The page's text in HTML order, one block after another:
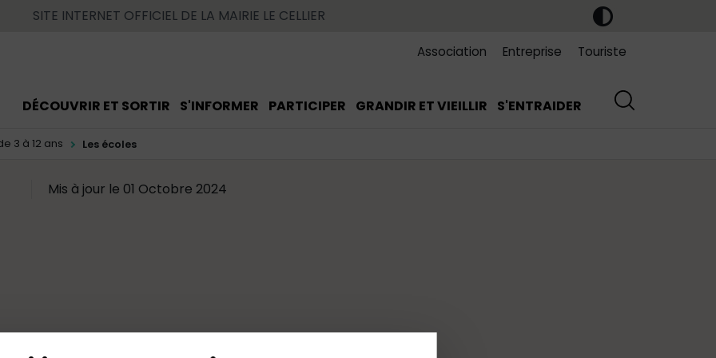
SITE INTERNET OFFICIEL DE LA MAIRIE LE CELLIER
Association Entreprise Touriste
DÉCOUVRIR ET SORTIR S'INFORMER PARTICIPER GRANDIR ET VIEILLIR S'ENTRAIDER
3 à 12 ans Les écoles
Mis à jour le 01 Octobre 2024